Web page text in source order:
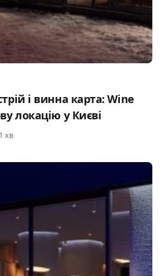
і винна карта: Wine
локацію у Києві
хв